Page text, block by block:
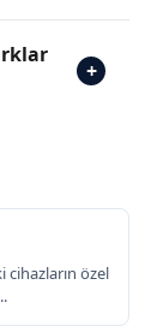
+
cihazların özel